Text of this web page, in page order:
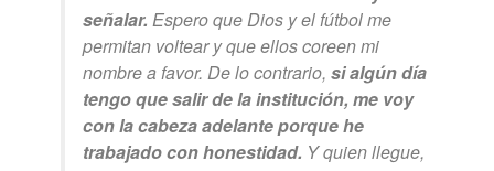
señalar. Espero que Dios y el fútbol me
permitan voltear y que ellos coreen mi
nombre a favor. De lo contrario, si algún día
tengo que salir de la institución, me voy
con la cabeza adelante porque he
trabajado con honestidad. Y quien llegue,